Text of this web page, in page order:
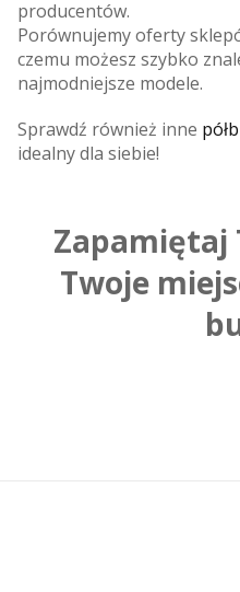
producentów.
Porównujemy oferty
czemu możesz szybko
najmodniejsze modele.
Sprawdź również inne
idealny dla siebie!
Zapamiętaj
Twoje